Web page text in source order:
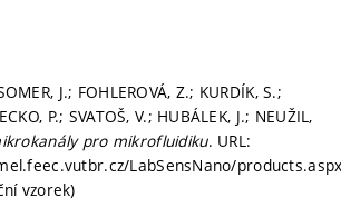
J.; FOHLEROVÁ, Z.; KURDÍK, S.;
P.; SVATOŠ, V.; HUBÁLEK, J.; NEUŽIL,
pro mikrofluidiku. URL:
LabSensNano/
vzorek)